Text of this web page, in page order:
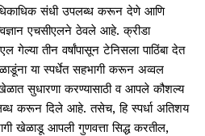
संधी उपलब्ध करून देणे आणि
एचसीएलने ठेवले आहे. क्रीडा
तीन वर्षांपासून टेनिसला पाठिंबा देत
या स्पर्धेत सहभागी करून अव्वल
सुधारणा करण्यासाठी व आपले कौशल्य
करून दिले आहे. तसेच, हि स्पर्धा अतिशय
खेळाडू आपली गुणवत्ता सिद्ध करतील,